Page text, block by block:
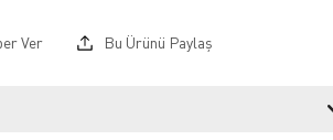
Ver Bu Ürünü Paylaş